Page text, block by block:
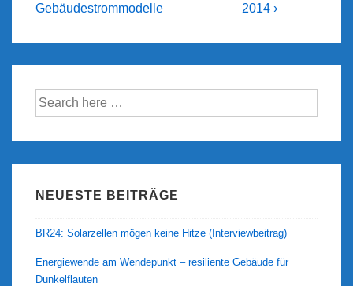
Post
Gebäudestrommodelle
Post
2014 ›
Suche
nach:
NEUESTE BEITRÄGE
BR24: Solarzellen mögen keine Hitze (Interviewbeitrag)
Energiewende am Wendepunkt – resiliente Gebäude für
Dunkelflauten